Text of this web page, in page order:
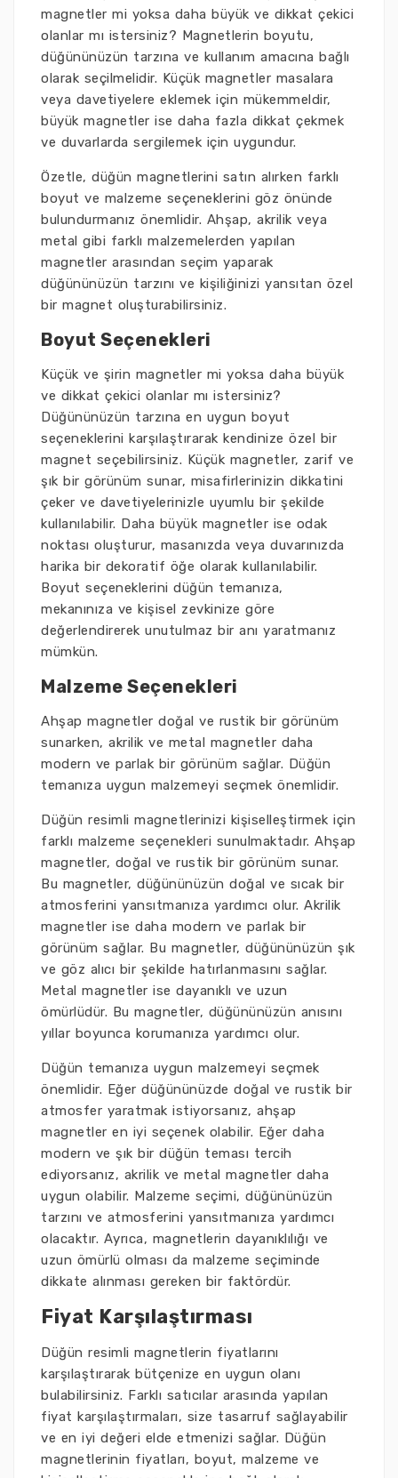
magnetler mi yoksa daha büyük ve dikkat çekici
olanlar mı istersiniz? Magnetlerin boyutu,
düğününüzün tarzına ve kullanım amacına bağlı
olarak seçilmelidir. Küçük magnetler masalara
veya davetiyelere eklemek için mükemmeldir,
büyük magnetler ise daha fazla dikkat çekmek
ve duvarlarda sergilemek için uygundur.
Özetle, düğün magnetlerini satın alırken farklı
boyut ve malzeme seçeneklerini göz önünde
bulundurmanız önemlidir. Ahşap, akrilik veya
metal gibi farklı malzemelerden yapılan
magnetler arasından seçim yaparak
düğününüzün tarzını ve kişiliğinizi yansıtan özel
bir magnet oluşturabilirsiniz.
Boyut Seçenekleri
Küçük ve şirin magnetler mi yoksa daha büyük
ve dikkat çekici olanlar mı istersiniz?
Düğününüzün tarzına en uygun boyut
seçeneklerini karşılaştırarak kendinize özel bir
magnet seçebilirsiniz. Küçük magnetler, zarif ve
şık bir görünüm sunar, misafirlerinizin dikkatini
çeker ve davetiyelerinizle uyumlu bir şekilde
kullanılabilir. Daha büyük magnetler ise odak
noktası oluşturur, masanızda veya duvarınızda
harika bir dekoratif öğe olarak kullanılabilir.
Boyut seçeneklerini düğün temanıza,
mekanınıza ve kişisel zevkinize göre
değerlendirerek unutulmaz bir anı yaratmanız
mümkün.
Malzeme Seçenekleri
Ahşap magnetler doğal ve rustik bir görünüm
sunarken, akrilik ve metal magnetler daha
modern ve parlak bir görünüm sağlar. Düğün
temanıza uygun malzemeyi seçmek önemlidir.
Düğün resimli magnetlerinizi kişiselleştirmek için
farklı malzeme seçenekleri sunulmaktadır. Ahşap
magnetler, doğal ve rustik bir görünüm sunar.
Bu magnetler, düğününüzün doğal ve sıcak bir
atmosferini yansıtmanıza yardımcı olur. Akrilik
magnetler ise daha modern ve parlak bir
görünüm sağlar. Bu magnetler, düğününüzün şık
ve göz alıcı bir şekilde hatırlanmasını sağlar.
Metal magnetler ise dayanıklı ve uzun
ömürlüdür. Bu magnetler, düğününüzün anısını
yıllar boyunca korumanıza yardımcı olur.
Düğün temanıza uygun malzemeyi seçmek
önemlidir. Eğer düğününüzde doğal ve rustik bir
atmosfer yaratmak istiyorsanız, ahşap
magnetler en iyi seçenek olabilir. Eğer daha
modern ve şık bir düğün teması tercih
ediyorsanız, akrilik ve metal magnetler daha
uygun olabilir. Malzeme seçimi, düğününüzün
tarzını ve atmosferini yansıtmanıza yardımcı
olacaktır. Ayrıca, magnetlerin dayanıklılığı ve
uzun ömürlü olması da malzeme seçiminde
dikkate alınması gereken bir faktördür.
Fiyat Karşılaştırması
Düğün resimli magnetlerin fiyatlarını
karşılaştırarak bütçenize en uygun olanı
bulabilirsiniz. Farklı satıcılar arasında yapılan
fiyat karşılaştırmaları, size tasarruf sağlayabilir
ve en iyi değeri elde etmenizi sağlar. Düğün
magnetlerinin fiyatları, boyut, malzeme ve